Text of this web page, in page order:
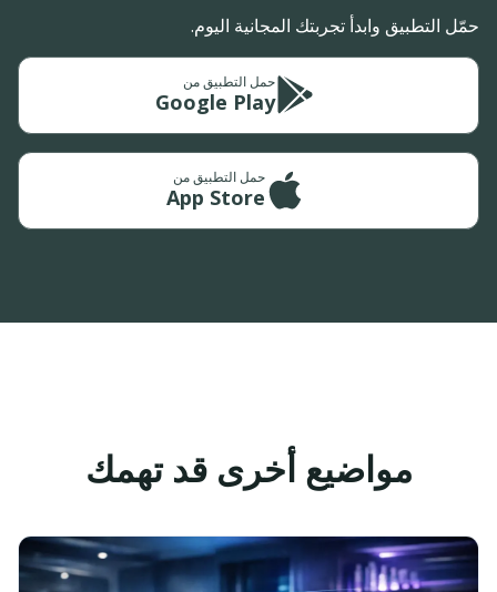
حمّل التطبيق وابدأ تجربتك المجانية اليوم.
حمل التطبيق من
Google Play
حمل التطبيق من
App Store
مواضيع أخرى قد تهمك